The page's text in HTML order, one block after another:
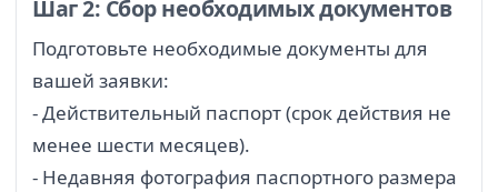
Шаг 2: Сбор необходимых документов
Подготовьте необходимые документы для
вашей заявки:
- Действительный паспорт (срок действия не
менее шести месяцев).
- Недавняя фотография паспортного размера